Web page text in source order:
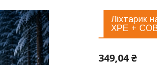
Ліхтарик
XPE +
349,04 ₴